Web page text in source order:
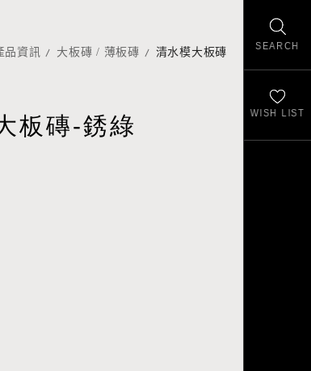
SEARCH
WISH LIST
品資訊 大板磚 / 薄板磚 清水模大板磚
板磚-銹綠